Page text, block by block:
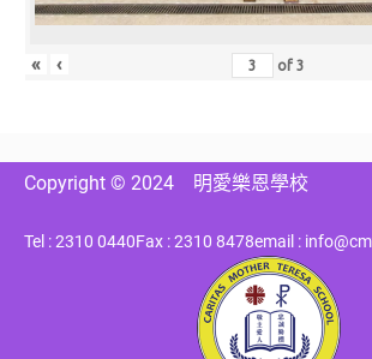
« ‹ of3
Copyright © 2024 明愛樂恩學校
Tel : 2310 0440Fax : 2310 8478email :